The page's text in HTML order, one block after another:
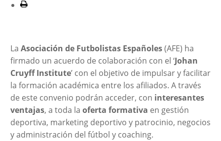
La Asociación de Futbolistas Españoles(AFE) ha
firmado un acuerdo de colaboración con el ‘Johan
Cruyff Institute’ con el objetivo de impulsar y facilitar
la formación académica entre los afiliados. A través
de este convenio podrán acceder, con interesantes
ventajas, a toda la oferta formativa en gestión
deportiva, marketing deportivo y patrocinio, negocios
y administración del fútbol y coaching.